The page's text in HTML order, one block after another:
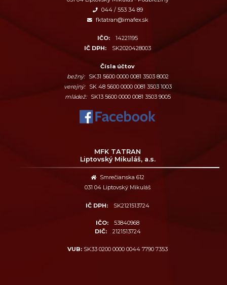
044 / 553 34 89
fktatran@imafex.sk
IČO:
14221195
IČ DPH:
SK2020428003
Čísla účtov
bežný:
SK31 5600 0000 0081 3503 8002
verejný:
SK 48 5600 0000 0081 3503 1003
mládež:
SK13 5600 0000 0081 3503 9005
MFK TATRAN
Liptovský Mikuláš, a.s.
Smrečianska 612
031 04 Liptovský Mikuláš
IČ DPH: SK2121513724
IČO:
53840968
DIČ:
2121513724
VUB: SK33 0200 0000 0044 7790 7353